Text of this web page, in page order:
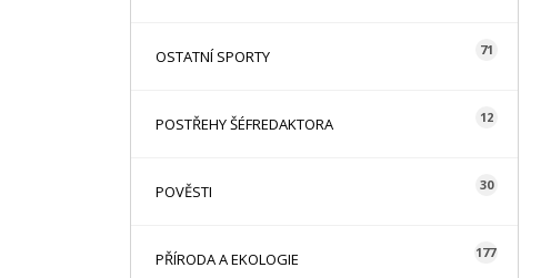
OSTATNÍ SPORTY 71
POSTŘEHY ŠÉFREDAKTORA 12
POVĚSTI 30
PŘÍRODA A EKOLOGIE 177